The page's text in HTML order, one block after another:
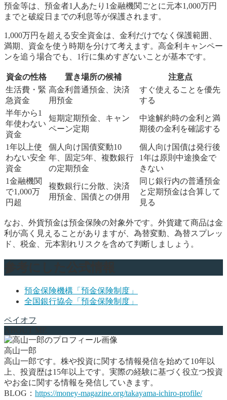
預金等は、預金者1人あたり1金融機関ごとに元本1,000万円
までと破綻日までの利息等が保護されます。
1,000万円を超える安全資金は、金利だけでなく保護範囲、
満期、資金を使う時期を分けて考えます。高金利キャンペー
ンを追う場合でも、1行に集めすぎないことが基本です。
資金の性格 置き場所の候補
注意点
生活費・緊
急資金
高金利普通預金、決済
用預金
すぐ使えることを優先
する
半年から1
年使わない
資金
短期定期預金、キャン
ペーン定期
中途解約時の金利と満
期後の金利を確認する
1年以上使
わない安全
資金
個人向け国債変動10
年、固定5年、複数銀行
の定期預金
個人向け国債は発行後
1年は原則中途換金で
きない
1金融機関
で1,000万
円超
複数銀行に分散、決済
用預金、国債との併用
同じ銀行内の普通預金
と定期預金は合算して
見る
なお、外貨預金は預金保険の対象外です。外貨建て商品は金
利が高く見えることがありますが、為替変動、為替スプレッ
ド、税金、元本割れリスクを含めて判断しましょう。
預金保険機構「預金保険制度」
全国銀行協会「預金保険制度」
ペイオフ
高山一郎
高山一郎です。株や投資に関する情報発信を始めて10年以
上、投資歴は15年以上です。実際の経験に基づく役立つ投資
やお金に関する情報を発信していきます。
BLOG： https://money-magazine.org/takayama-ichiro-profile/